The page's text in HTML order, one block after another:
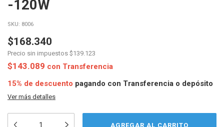
-120W
SKU: 8006
$168.340
Precio sin impuestos $139.123
$143.089 con Transferencia
15% de descuento pagando con Transferencia o depósito
Ver más detalles